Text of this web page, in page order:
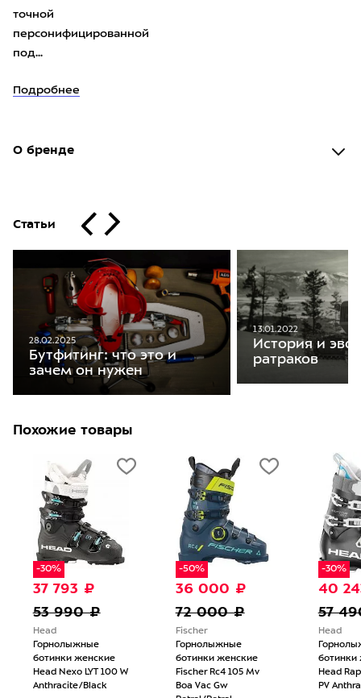
точной
персонифицированной
под...
Подробнее
О бренде
Статьи
28.02.2025
Бутфитинг: что это и
зачем он нужен
13.01.2022
История и
ратраков
Похожие товары
-30%
37 793 ₽
53 990 ₽
Head
Горнолыжные
ботинки женские
Head Nexo LYT 100 W
Anthracite/Black
-50%
36 000 ₽
72 000 ₽
Fischer
Горнолыжные
ботинки женские
Fischer Rc4 105 Mv
Boa Vac Gw
-30%
40
57
Head
ботинки
Head
PV